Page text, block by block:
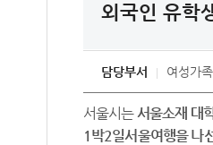
외국인 유학
담당부서 여성가
서울시는서울소재 대
1박2일서울여행을 나